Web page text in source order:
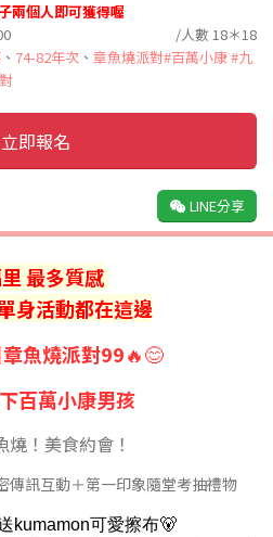
兩個人即可獲得喔
/人數 18＊18
、 74-82年次 、 章魚燒派對#百萬小康#九
立即報名
LINE分享
最多質感
身活動都在這邊
魚燒派對99🔥😊
百萬小康男孩
燒！美食約會！
傳訊互動＋第一印象隨堂考抽禮物
kumamon可愛擦布🐻